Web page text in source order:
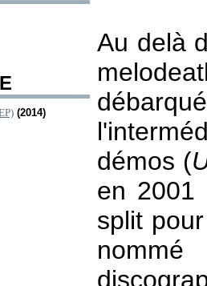
(2014)
Au delà
démos (
en 2001
split